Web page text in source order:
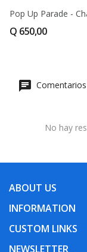
Q 650,00
No hay
ABOUT US
INFORMATION
CUSTOM LINKS
NEWSLETTER